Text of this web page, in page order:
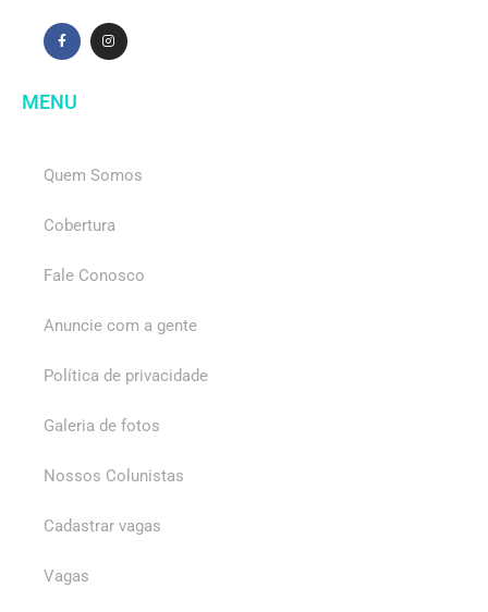
MENU
Quem Somos
Cobertura
Fale Conosco
Anuncie com a gente
Política de privacidade
Galeria de fotos
Nossos Colunistas
Cadastrar vagas
Vagas